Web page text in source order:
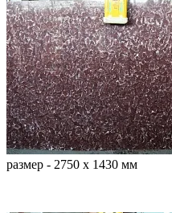
размер - 2750 х 1430 мм